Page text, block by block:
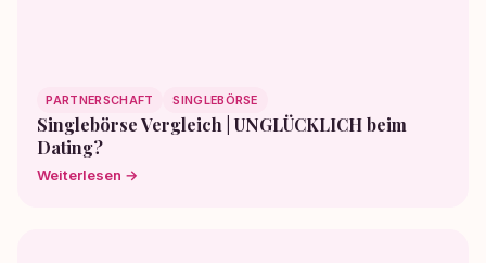
PARTNERSCHAFT SINGLEBÖRSE
Singlebörse Vergleich | UNGLÜCKLICH beim
Dating?
Weiterlesen →